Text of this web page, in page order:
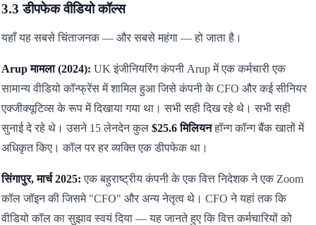
3.3 डीपफेक वीडियो कॉल्स
यहाँ यह सबसे चिंताजनक — और सबसे महंगा — हो जाता है।
Arup मामला (2024): UK इंजीनियरिंग कंपनी Arup में एक कर्मचारी एक
सामान्य वीडियो कॉन्फ्रेंस में शामिल हुआ जिसे कंपनी के CFO और कई सीनियर
एक्जीक्यूटिव्स के रूप में दिखाया गया था। सभी सही दिख रहे थे। सभी सही
सुनाई दे रहे थे। उसने 15 लेनदेन कुल $25.6 मिलियनहॉन्ग कॉन्ग बैंक खातों में
अधिकृत किए। कॉल पर हर व्यक्ति एक डीपफेक था।
सिंगापुर, मार्च 2025: एक बहुराष्ट्रीय कंपनी के एक वित्त निदेशक ने एक Zoom
कॉल जॉइन की जिसमे "CFO" और अन्य नेतृत्व थे। CFO ने यहां तक ​​कि
वीडियो कॉल का सुझाव स्वयं दिया — यह जानते हुए कि वित्त कर्मचारियों को